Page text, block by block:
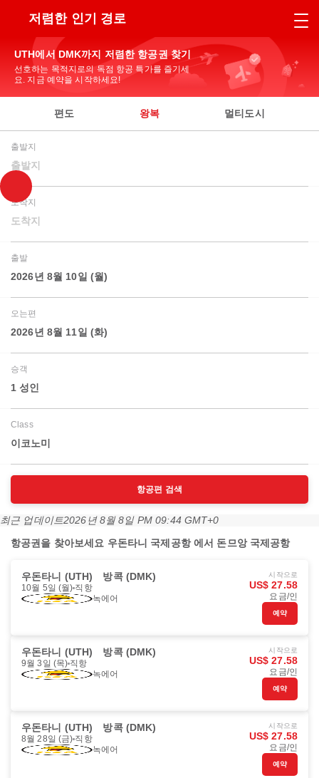
저렴한 인기 경로
UTH에서 DMK까지 저렴한 항공권 찾기
선호하는 목적지로의 독점 항공 특가를 즐기세
요. 지금 예약을 시작하세요!
편도 왕복 멀티도시
출발지
출발지
도착지
도착지
출발
2026년 8월 10일 (월)
오는편
2026년 8월 11일 (화)
승객
1 성인
Class
이코노미
항공편 검색
최근 업데이트2026년 8월 8일 PM 09:44 GMT+0
항공권을 찾아보세요 우돈타니 국제공항 에서 돈므앙 국제공항
우돈타니 (UTH) 방콕 (DMK)
10월 5일 (월) 직항
녹에어
시작으로
US$ 27.58
요금/인
예약
우돈타니 (UTH) 방콕 (DMK)
9월 3일 (목) 직항
녹에어
시작으로
US$ 27.58
요금/인
예약
우돈타니 (UTH) 방콕 (DMK)
8월 28일 (금) 직항
녹에어
시작으로
US$ 27.58
요금/인
예약